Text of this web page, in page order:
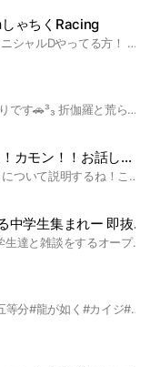
ゃちくRacing
※絶対読んでから入ってください イニシャルDやってる方！ チームで迷ってる方！ うちに参加しませんか！？ よければチーム参加とかも承ってるのでお願いします！ あ、ちなみに入る予定無し(ノープラン)で入ってくるのはさすがにやめてね〜 最後にこのチームに入りたい人だけ来てください！ #イニシャルD#レースゲーム#チーム
こちらは頭文字Dのゆるゆるなりきりです🚗³₃ 折伽羅と荒らしは❌ 需要はそこの貴方だよ❣️ 詳しいことは中で、あくまでゆるなりだから厳しいことはないから安心してね❣️ #頭文字D #イニD #なりきり
お話しよう！！雑談OKです
よろしくね！このオープンチャットについて説明するね！このオープンチャットは頭文字Dアーケードやってる人が入って良い所だよ！分からない人ももし興味があったら入って！ 入ったらノートに自己紹介お願いします！(知るためにだよ！) (忘れないでね)(性別、何ランク、アバターは男、女これをお願いね！) これは辞めて！ 喧嘩❌ 悪口❌ 仲良く⭕ これだけは守ってね！！ 仲良くしよう！
れー 即抜け禁止 無言退出禁止
頭文字D the arcade をやってる中学生達と雑談をするオープンチャットです。荒らしは辞めてね 即抜け禁止 無言退出禁止
#イニシャルD #頭文字D #イニD #五等分#龍が如く#カイジ#ゲーム #ゲーセン イニシャルDアーケードプレイヤー大歓迎‼︎ 「上手いから偉い」は、まわれ右。 コチラから願い下げです。 ルール、マナー、モラル厳守。 独自の決まり事が、厳しいオプチャです。 初心者⭕️荒らし❌ 即抜け❌即抜けは再参禁止です‼︎ 参加したら【必ず】 AUTOの文章読んで対応し挨拶お願いします。